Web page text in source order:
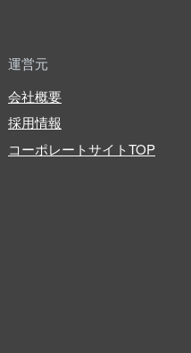
運営元
会社概要
採用情報
コーポレートサイトTOP